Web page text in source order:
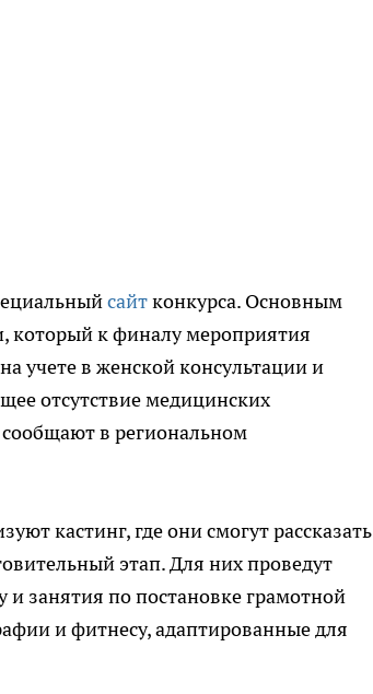
сайтконкурса. Основным
который к финалу мероприятия
учете в женской консультации и
отсутствие медицинских
в региональном
кастинг, где они смогут рассказать
этап. Для них проведут
и занятия по постановке грамотной
и фитнесу, адаптированные для